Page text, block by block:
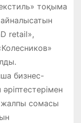
тоқыма
retail»,
бизнес-
сомасы